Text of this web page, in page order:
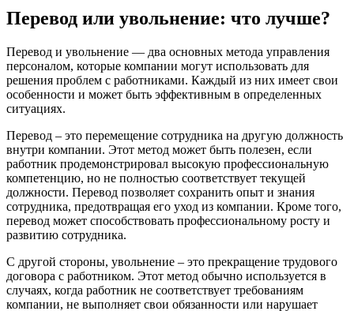
Перевод или увольнение: что лучше?
Перевод и увольнение — два основных метода управления
персоналом, которые компании могут использовать для
решения проблем с работниками. Каждый из них имеет свои
особенности и может быть эффективным в определенных
ситуациях.
Перевод – это перемещение сотрудника на другую должность
внутри компании. Этот метод может быть полезен, если
работник продемонстрировал высокую профессиональную
компетенцию, но не полностью соответствует текущей
должности. Перевод позволяет сохранить опыт и знания
сотрудника, предотвращая его уход из компании. Кроме того,
перевод может способствовать профессиональному росту и
развитию сотрудника.
С другой стороны, увольнение – это прекращение трудового
договора с работником. Этот метод обычно используется в
случаях, когда работник не соответствует требованиям
компании, не выполняет свои обязанности или нарушает